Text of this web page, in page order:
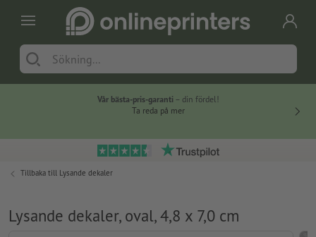
Vår bästa-pris-garanti – din fördel!
Ta reda på mer
Tillbaka till Lysande dekaler
Lysande dekaler, oval, 4,8 x 7,0 cm